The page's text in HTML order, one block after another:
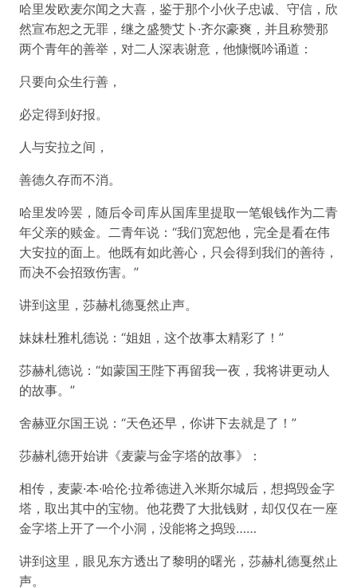
哈里发欧麦尔闻之大喜，鉴于那个小伙子忠诚、守信，欣
然宣布恕之无罪，继之盛赞艾卜·齐尔豪爽，并且称赞那
两个青年的善举，对二人深表谢意，他慷慨吟诵道：
只要向众生行善，
必定得到好报。
人与安拉之间，
善德久存而不消。
哈里发吟罢，随后令司库从国库里提取一笔银钱作为二青
年父亲的赎金。二青年说：“我们宽恕他，完全是看在伟
大安拉的面上。他既有如此善心，只会得到我们的善待，
而决不会招致伤害。”
讲到这里，莎赫札德戛然止声。
妹妹杜雅札德说：“姐姐，这个故事太精彩了！”
莎赫札德说：“如蒙国王陛下再留我一夜，我将讲更动人
的故事。”
舍赫亚尔国王说：“天色还早，你讲下去就是了！”
莎赫札德开始讲《麦蒙与金字塔的故事》：
相传，麦蒙·本·哈伦·拉希德进入米斯尔城后，想捣毁金字
塔，取出其中的宝物。他花费了大批钱财，却仅仅在一座
金字塔上开了一个小洞，没能将之捣毁……
讲到这里，眼见东方透出了黎明的曙光，莎赫札德戛然止
声。